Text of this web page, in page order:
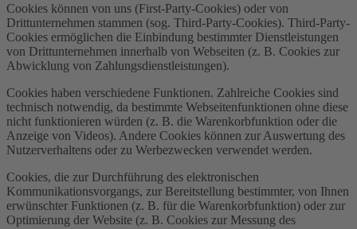
Cookies können von uns (First-Party-Cookies) oder von
Drittunternehmen stammen (sog. Third-Party-Cookies). Third-Party-
Cookies ermöglichen die Einbindung bestimmter Dienstleistungen
von Drittunternehmen innerhalb von Webseiten (z. B. Cookies zur
Abwicklung von Zahlungsdienstleistungen).
Cookies haben verschiedene Funktionen. Zahlreiche Cookies sind
technisch notwendig, da bestimmte Webseitenfunktionen ohne diese
nicht funktionieren würden (z. B. die Warenkorbfunktion oder die
Anzeige von Videos). Andere Cookies können zur Auswertung des
Nutzerverhaltens oder zu Werbezwecken verwendet werden.
Cookies, die zur Durchführung des elektronischen
Kommunikationsvorgangs, zur Bereitstellung bestimmter, von Ihnen
erwünschter Funktionen (z. B. für die Warenkorbfunktion) oder zur
Optimierung der Website (z. B. Cookies zur Messung des